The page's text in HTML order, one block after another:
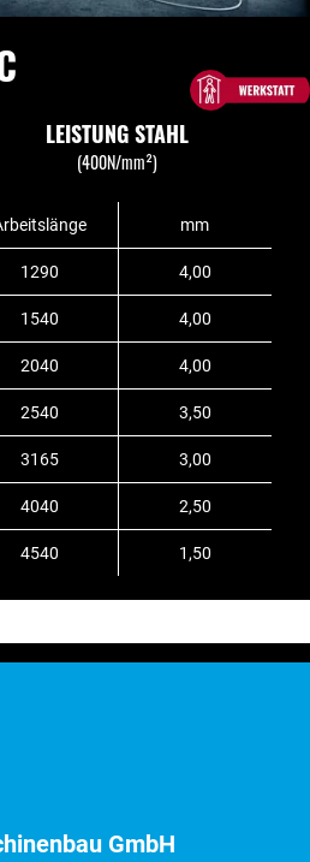
LEISTUNG STAHL
(400N/mm²)
mm
1290 4,00
1540 4,00
2040 4,00
2540 3,50
3165 3,00
4040 2,50
4540 1,50
GmbH